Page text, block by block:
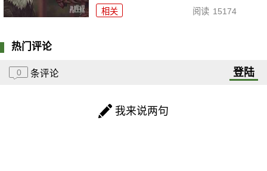
相关 阅读 15174
热门评论
0 条评论 登陆
我来说两句